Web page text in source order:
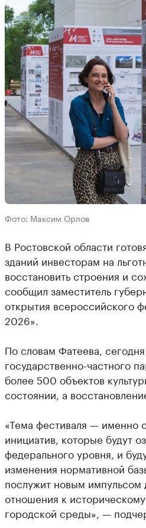
Фото: Максим Орлов
В Ростовской области
зданий инвесторам на
восстановить строения и
сообщил заместитель
открытия всероссийского
2026».
По словам Фатеева,
государственно-частного
более 500 объектов
состоянии, а
«Тема фестиваля — именно
инициатив, которые будут
федерального уровня, и
изменения нормативной
послужит новым импульсом
отношения к
городской среды», —